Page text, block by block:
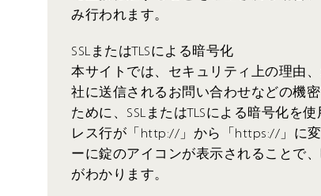
み行われます。
SSLまたはTLSによる暗号化
本サイトでは、セキュリティ上の理由
社に送信されるお問い合わせなどの機
ために、SSLまたはTLSによる暗号化を
レス行が「http://」から「https://」に
ーに錠のアイコンが表示されることで
がわかります。